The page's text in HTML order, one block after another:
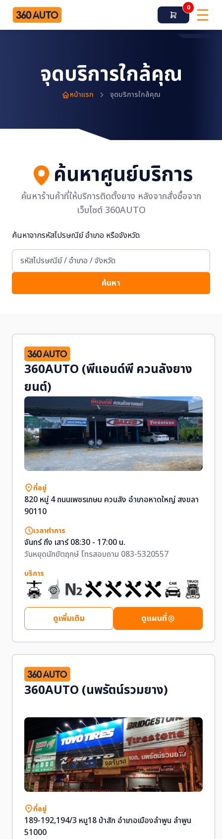
0
จุดบริการใกล้คุณ
หน้าแรก จุดบริการใกล้คุณ
ค้นหาศูนย์บริการ
ค้นหาร้านค้าที่ให้บริการติดตั้งยาง หลังจากสั่งซื้อจาก
เว็บไซต์ 360AUTO
ค้นหาจากรหัสไปรษณีย์ อำเภอ หรือจังหวัด
ค้นหา
360AUTO (พีแอนด์พี ควนลังยาง
ยนต์)
ที่อยู่
820 หมู่ 4 ถนนเพชรเกษม ควนลัง อำเภอหาดใหญ่ สงขลา
90110
เวลาทำการ
จันทร์ ถึง เสาร์ 08:30 - 17:00 น.
วันหยุดนักขัตฤกษ์ โทรสอบถาม 083-5320557
บริการ
ดูเพิ่มเติม ดูแผนที่
360AUTO (นพรัตน์รวมยาง)
ที่อยู่
189-192,194/3 หมู18 ป่าสัก อำเภอเมืองลำพูน ลำพูน
51000